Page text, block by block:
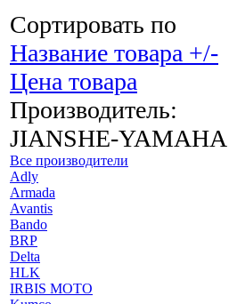
Сортировать по
Название товара +/-
Цена товара
Производитель:
JIANSHE-YAMAHA
Все производители
Adly
Armada
Avantis
Bando
BRP
Delta
HLK
IRBIS MOTO